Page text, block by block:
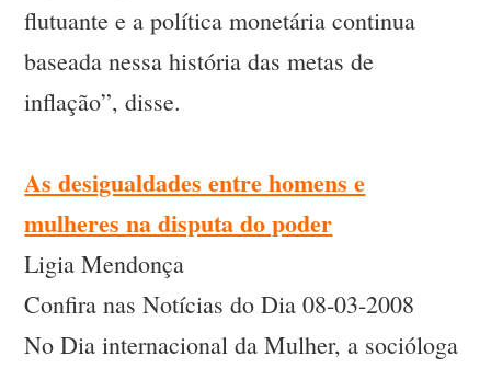
flutuante e a política monetária continua
baseada nessa história das metas de
inflação”, disse.
As desigualdades entre homens e
mulheres na disputa do poder
Ligia Mendonça
Confira nas Notícias do Dia 08-03-2008
No Dia internacional da Mulher, a socióloga